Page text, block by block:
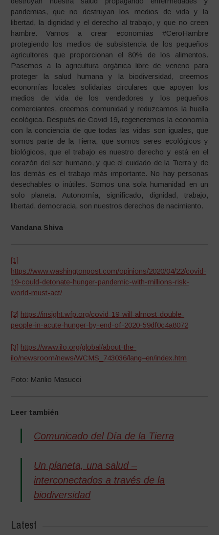
pandemias, que no destruyan los medios de vida y la
libertad, la dignidad y el derecho al trabajo, y que no creen
hambre. Vamos a crear economías #CeroHambre
protegiendo los medios de subsistencia de los pequeños
agricultores que proporcionan el 80% de los alimentos.
Pasemos a la agricultura orgánica libre de veneno para
proteger la salud humana y la biodiversidad, creemos
economías locales solidarias circulares que apoyen los
medios de vida de los vendedores y los pequeños
comerciantes, creemos comunidad y reduzcamos la huella
ecológica. Después de Covid 19, regeneremos la economía
con la conciencia de que todas las vidas son iguales, que
somos parte de la Tierra, que somos seres ecológicos y
biológicos, que el trabajo es nuestro derecho y está en el
corazón del ser humano, y que el cuidado de la Tierra y de
los demás es el trabajo más importante. No hay personas
desechables o inútiles. Somos una sola humanidad en un
solo planeta. Autonomía, significado, dignidad, trabajo,
libertad, democracia, son nuestros derechos de nacimiento.
Vandana Shiva
[1]
https://www.washingtonpost.com/opinions/2020/04/22/covid-
19-could-detonate-hunger-pandemic-with-millions-risk-
world-must-act/
[2] https://insight.wfp.org/covid-19-will-almost-double-
people-in-acute-hunger-by-end-of-2020-59df0c4a8072
[3] https://www.ilo.org/global/about-the-
ilo/newsroom/news/WCMS_743036/lang–en/index.htm
Foto: Manlio Masucci
Leer también
Comunicado del Día de la Tierra
Un planeta, una salud –
interconectados a través de la
biodiversidad
Latest